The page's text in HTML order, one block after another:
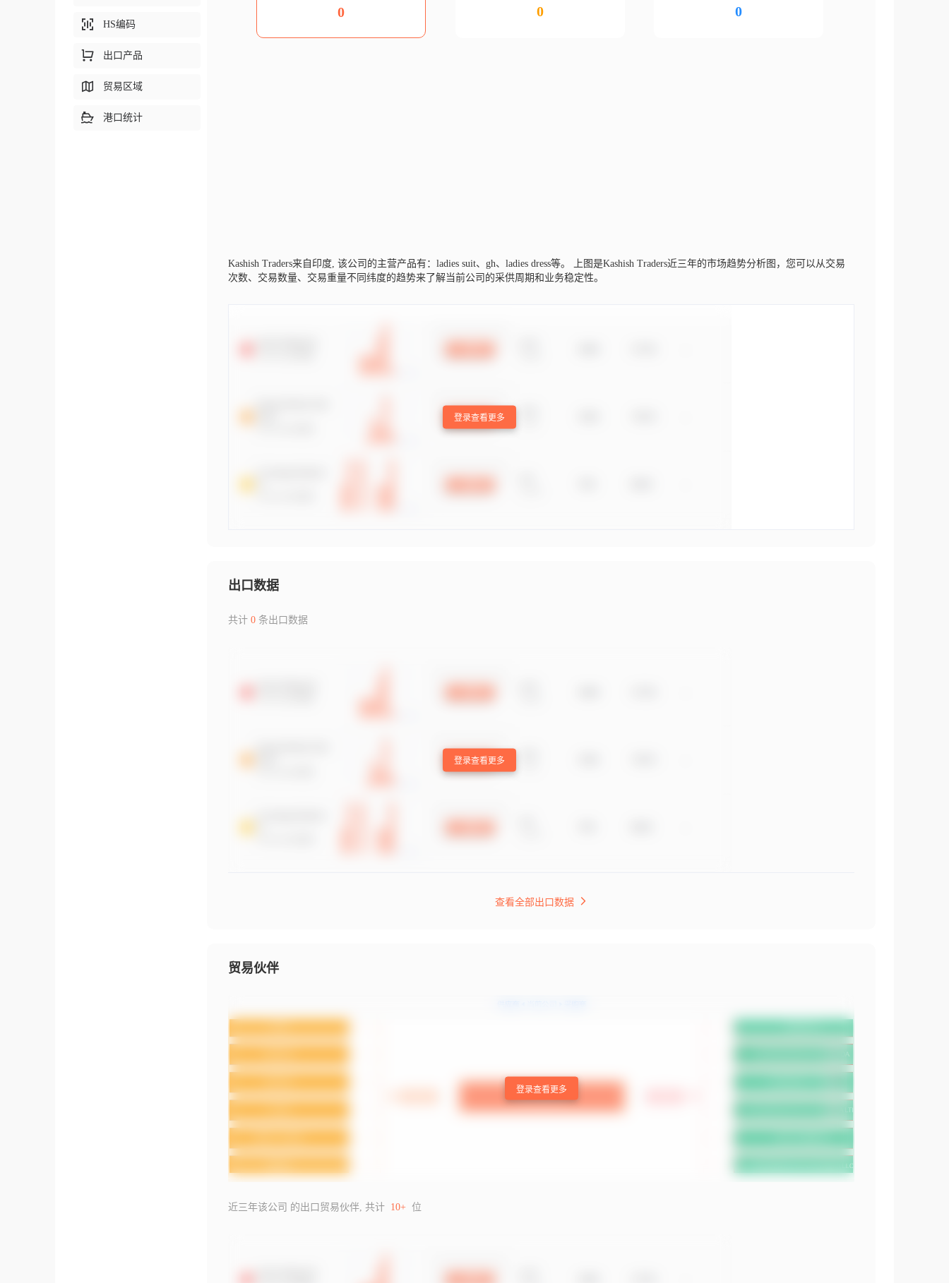
0 0 0
Kashish Traders来自印度, 该公司的主营产品有：ladies suit、gh、ladies dress等。
上图是Kashish Traders近三年的市场趋势分析图，您可以从交易
次数、交易数量、交易重量不同纬度的趋势来了解当前公司的采供周期和业务稳定性。
登录查看更多
出口数据
共计 0条出口数据
登录查看更多
查看全部出口数据
贸易伙伴
登录查看更多
近三年该公司 的出口贸易伙伴, 共计 10+ 位
HS编码
出口产品
贸易区域
港口统计